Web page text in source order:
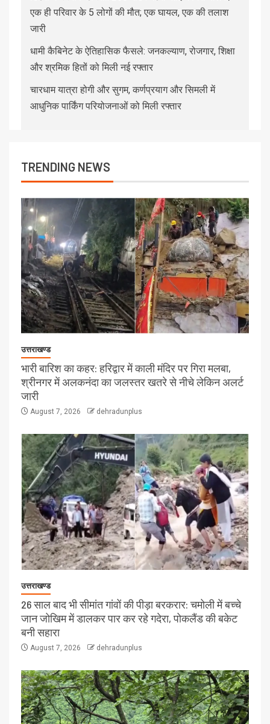
एक ही परिवार के 5 लोगों की मौत; एक घायल, एक की तलाश
जारी
धामी कैबिनेट के ऐतिहासिक फैसले: जनकल्याण, रोजगार, शिक्षा
और श्रमिक हितों को मिली नई रफ्तार
चारधाम यात्रा होगी और सुगम, कर्णप्रयाग और सिमली में
आधुनिक पार्किंग परियोजनाओं को मिली रफ्तार
TRENDING NEWS
उत्तराखण्ड
भारी बारिश का कहर: हरिद्वार में काली मंदिर पर गिरा मलबा,
श्रीनगर में अलकनंदा का जलस्तर खतरे से नीचे लेकिन अलर्ट
जारी
August 7, 2026 dehradunplus
उत्तराखण्ड
26 साल बाद भी सीमांत गांवों की पीड़ा बरकरार: चमोली में बच्चे
जान जोखिम में डालकर पार कर रहे गदेरा, पोकलैंड की बकेट
बनी सहारा
August 7, 2026 dehradunplus